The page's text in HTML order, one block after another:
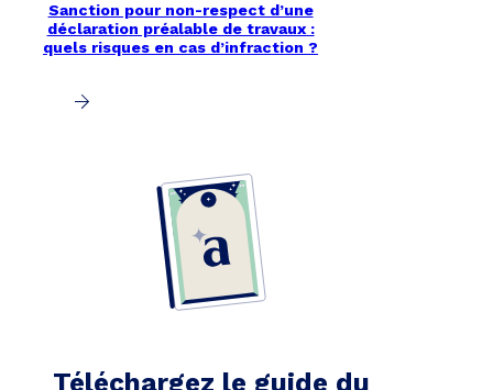
Sanction pour non-respect d’une
déclaration préalable de travaux :
quels risques en cas d’infraction ?
Téléchargez le guide du